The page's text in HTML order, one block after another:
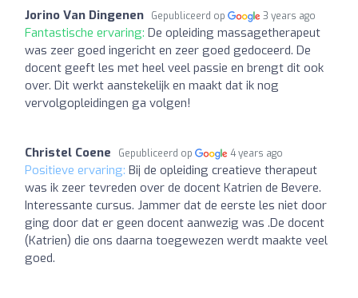
Jorino Van Dingenen Gepubliceerd op 3 years ago
Fantastische ervaring: De opleiding massagetherapeut
was zeer goed ingericht en zeer goed gedoceerd. De
docent geeft les met heel veel passie en brengt dit ook
over. Dit werkt aanstekelijk en maakt dat ik nog
vervolgopleidingen ga volgen!
Christel Coene Gepubliceerd op 4 years ago
Positieve ervaring: Bij de opleiding creatieve therapeut
was ik zeer tevreden over de docent Katrien de Bevere.
Interessante cursus. Jammer dat de eerste les niet door
ging door dat er geen docent aanwezig was .De docent
(Katrien) die ons daarna toegewezen werdt maakte veel
goed.